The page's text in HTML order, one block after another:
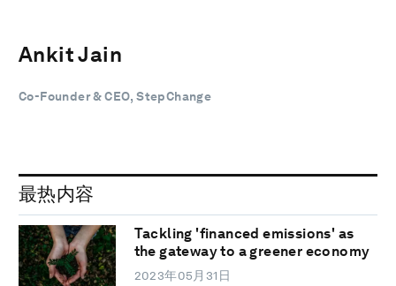
Ankit Jain
Co-Founder & CEO, StepChange
最热内容
Tackling 'financed emissions' as
the gateway to a greener economy
2023年05月31日